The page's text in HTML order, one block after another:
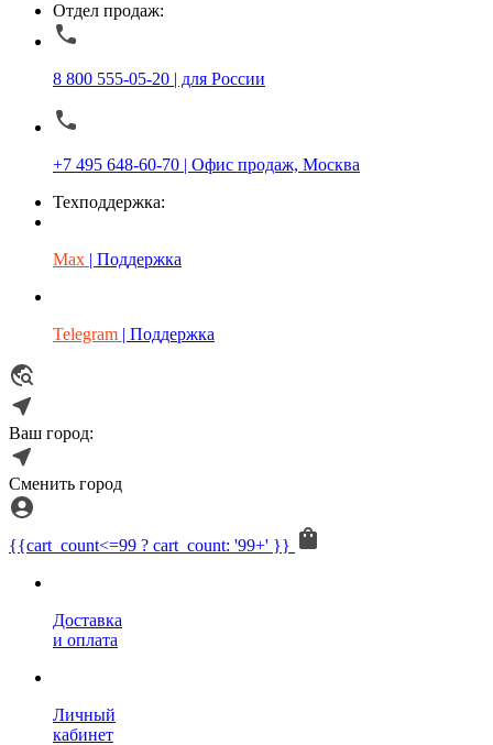
Отдел продаж:
8 800 555-05-20 | для России
+7 495 648-60-70 | Офис продаж, Москва
Техподдержка:
Max | Поддержка
Telegram | Поддержка
Ваш город:
Сменить город
{{cart_count<=99 ? cart_count: '99+' }}
Доставка
и оплата
Личный
кабинет